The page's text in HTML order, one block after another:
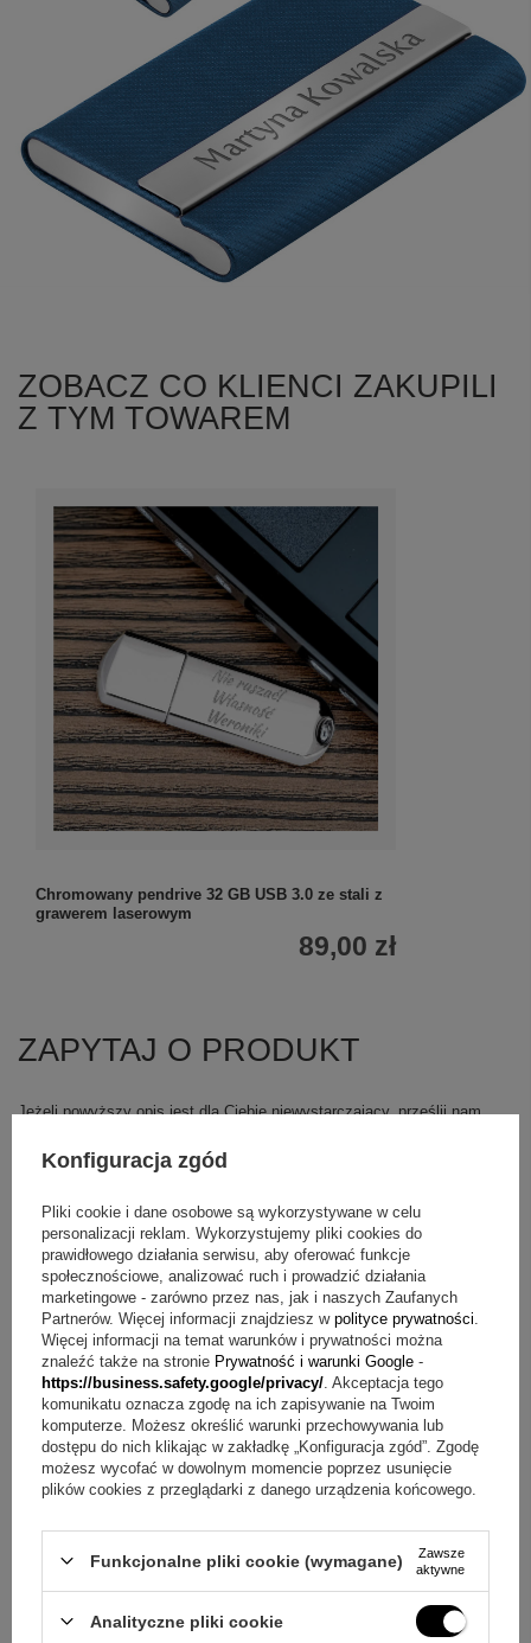
+1
Zobacz więcej
ZOBACZ CO KLIENCI ZAKUPILI
Z TYM TOWAREM
Chromowany pendrive 32 GB USB 3.0 ze stali z
grawerem laserowym
89,00 zł
ZAPYTAJ O PRODUKT
Jeżeli powyższy opis jest dla Ciebie niewystarczający, prześlij nam
szybko jak tylko będzie to możliwe.
polityką prywatności. Przesyłając je, akceptujesz jej postanowienia.
E-mail
Pytanie
Wyślij
OPINIE
Konfiguracja zgód
Pliki cookie i dane osobowe są wykorzystywane w celu
personalizacji reklam. Wykorzystujemy pliki cookies do
prawidłowego działania serwisu, aby oferować funkcje
społecznościowe, analizować ruch i prowadzić działania
marketingowe - zarówno przez nas, jak i naszych Zaufanych
Partnerów. Więcej informacji znajdziesz w polityce prywatności
Więcej informacji na temat warunków i prywatności można
znaleźć także na stronie Prywatność i warunki Google -
https://business.safety.google/privacy/ . Akceptacja tego
komunikatu oznacza zgodę na ich zapisywanie na Twoim
komputerze. Możesz określić warunki przechowywania lub
dostępu do nich klikając w zakładkę „Konfiguracja zgód”. Zgodę
możesz wycofać w dowolnym momencie poprzez usunięcie
plików cookies z przeglądarki z danego urządzenia końcowego.
Funkcjonalne pliki cookie (wymagane)
Zawsze
aktywne
Analityczne pliki cookie